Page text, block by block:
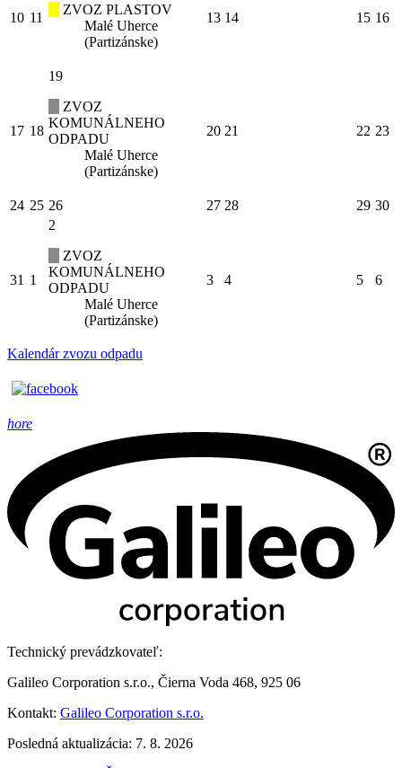
10 11
ZVOZ PLASTOV
Malé Uherce
(Partizánske)
13 14 15 16
17 18
19
ZVOZ
KOMUNÁLNEHO
ODPADU
Malé Uherce
(Partizánske)
20 21 22 23
24 25 26 27 28 29 30
31 1
2
ZVOZ
KOMUNÁLNEHO
ODPADU
Malé Uherce
(Partizánske)
3 4 5 6
Kalendár zvozu odpadu
hore
Technický prevádzkovateľ:
Galileo Corporation s.r.o., Čierna Voda 468, 925 06
Kontakt: Galileo Corporation s.r.o.
Posledná aktualizácia: 7. 8. 2026